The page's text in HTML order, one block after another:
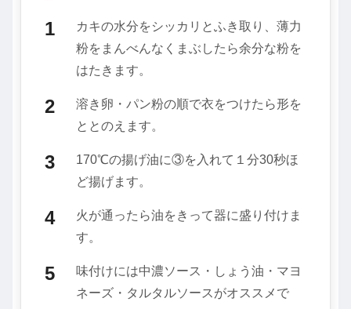
カキの水分をシッカリとふき取り、薄力
粉をまんべんなくまぶしたら余分な粉を
はたきます。
溶き卵・パン粉の順で衣をつけたら形を
ととのえます。
170℃の揚げ油に③を入れて１分30秒ほ
ど揚げます。
火が通ったら油をきって器に盛り付けま
す。
味付けには中濃ソース・しょう油・マヨ
ネーズ・タルタルソースがオススメで